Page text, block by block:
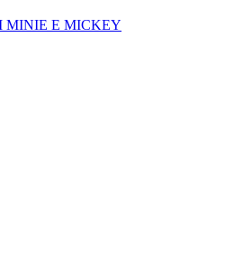
MINIE E MICKEY